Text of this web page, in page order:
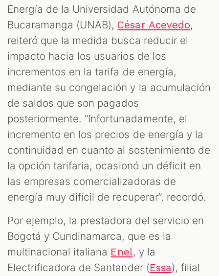
Energía de la Universidad Autónoma de
Bucaramanga (UNAB), César Acevedo,
reiteró que la medida busca reducir el
impacto hacia los usuarios de los
incrementos en la tarifa de energía,
mediante su congelación y la acumulación
de saldos que son pagados
posteriormente. “Infortunadamente, el
incremento en los precios de energía y la
continuidad en cuanto al sostenimiento de
la opción tarifaria, ocasionó un déficit en
las empresas comercializadoras de
energía muy difícil de recuperar”, recordó.
Por ejemplo, la prestadora del servicio en
Bogotá y Cundinamarca, que es la
multinacional italiana Enel, y la
Electrificadora de Santander (Essa), filial